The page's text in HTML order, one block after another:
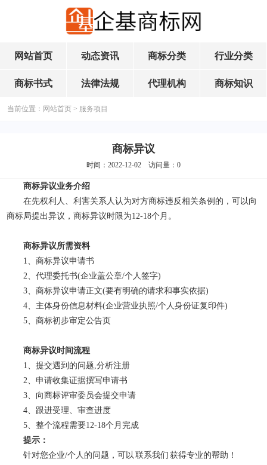
网站首页 动态资讯 商标分类 行业分类
商标书式 法律法规 代理机构 商标知识
当前位置： 网站首页 > 服务项目
商标异议
时间：2022-12-02 访问量： 0
商标异议业务介绍
在先权利人、利害关系人认为对方商标违反相关条例的，可以向
商标局提出异议，商标异议时限为12-18个月。
商标异议所需资料
1、商标异议申请书
2、代理委托书(企业盖公章/个人签字)
3、商标异议申请正文(要有明确的请求和事实依据)
4、主体身份信息材料(企业营业执照/个人身份证复印件)
5、商标初步审定公告页
商标异议时间流程
1、提交遇到的问题,分析注册
2、申请收集证据撰写申请书
3、向商标评审委员会提交申请
4、跟进受理、审查进度
5、整个流程需要12-18个月完成
提示：
针对您企业/个人的问题，可以 联系我们 获得专业的帮助！